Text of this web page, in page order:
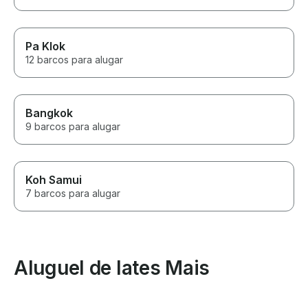
Pa Klok
12 barcos para alugar
Bangkok
9 barcos para alugar
Koh Samui
7 barcos para alugar
Aluguel de Iates Mais